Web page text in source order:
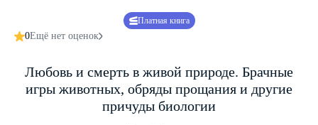
Платная книга
0Ещё нет оценок
Любовь и смерть в живой природе. Брачные
игры животных, обряды прощания и другие
причуды биологии